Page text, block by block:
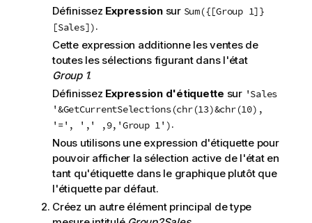
Définissez Expressionsur Sum({[Group 1]}
[Sales]).
Cette expression additionne les ventes de
toutes les sélections figurant dans l'état
Group 1.
Définissez Expression d'étiquette sur 'Sales
'&GetCurrentSelections(chr(13)&chr(10),
'=', ',' ,9,'Group 1').
Nous utilisons une expression d'étiquette pour
pouvoir afficher la sélection active de l'état en
tant qu'étiquette dans le graphique plutôt que
l'étiquette par défaut.
Créez un autre élément principal de type